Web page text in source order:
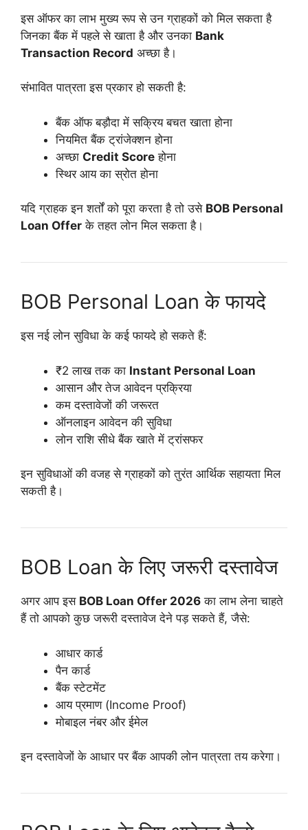
इस ऑफर का लाभ मुख्य रूप से उन ग्राहकों को मिल सकता है
जिनका बैंक में पहले से खाता है और उनका Bank
Transaction Record अच्छा है।
संभावित पात्रता इस प्रकार हो सकती है:
बैंक ऑफ बड़ौदा में सक्रिय बचत खाता होना
नियमित बैंक ट्रांजेक्शन होना
अच्छा Credit Score होना
स्थिर आय का स्रोत होना
यदि ग्राहक इन शर्तों को पूरा करता है तो उसे BOB Personal
Loan Offer के तहत लोन मिल सकता है।
BOB Personal Loan के फायदे
इस नई लोन सुविधा के कई फायदे हो सकते हैं:
₹2 लाख तक का Instant Personal Loan
आसान और तेज आवेदन प्रक्रिया
कम दस्तावेजों की जरूरत
ऑनलाइन आवेदन की सुविधा
लोन राशि सीधे बैंक खाते में ट्रांसफर
इन सुविधाओं की वजह से ग्राहकों को तुरंत आर्थिक सहायता मिल
सकती है।
BOB Loan के लिए जरूरी दस्तावेज
अगर आप इस BOB Loan Offer 2026 का लाभ लेना चाहते
हैं तो आपको कुछ जरूरी दस्तावेज देने पड़ सकते हैं, जैसे:
आधार कार्ड
पैन कार्ड
बैंक स्टेटमेंट
आय प्रमाण (Income Proof)
मोबाइल नंबर और ईमेल
इन दस्तावेजों के आधार पर बैंक आपकी लोन पात्रता तय करेगा।